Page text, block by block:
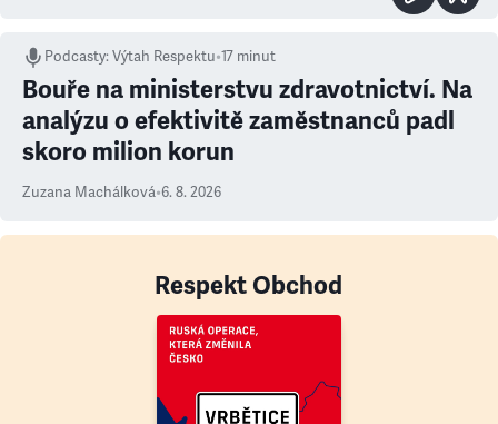
Podcasty:Výtah Respektu•17 minut
Bouře na ministerstvu zdravotnictví. Na
analýzu o efektivitě zaměstnanců padl
skoro milion korun
Zuzana Machálková•6. 8. 2026
Respekt Obchod